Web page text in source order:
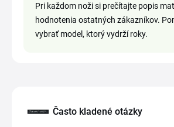
Pri každom noži si prečítajte popis
hodnotenia ostatných zákazníkov.
vybrať model, ktorý vydrží roky.
Často kladené otázky